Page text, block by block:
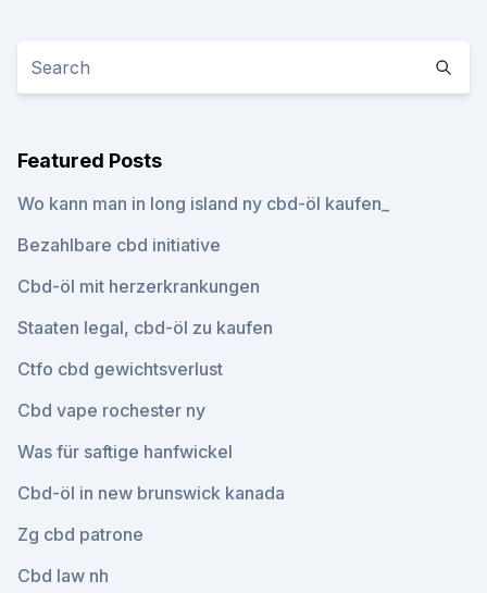
Featured Posts
Wo kann man in long island ny cbd-öl kaufen_
Bezahlbare cbd initiative
Cbd-öl mit herzerkrankungen
Staaten legal, cbd-öl zu kaufen
Ctfo cbd gewichtsverlust
Cbd vape rochester ny
Was für saftige hanfwickel
Cbd-öl in new brunswick kanada
Zg cbd patrone
Cbd law nh